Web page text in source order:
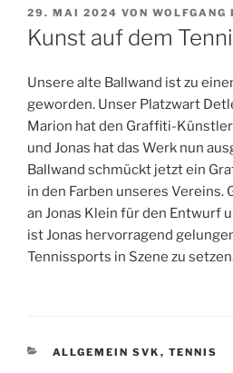
VERÖFFENTLICHT
AM
29. MAI 2024 VON WOLFGANG
Kunst auf dem
Unsere alte Ballwand ist zu
geworden. Unser Platzwart
Marion hat den Graffiti-
und Jonas hat das Werk nun
Ballwand schmückt jetzt ein
in den Farben unseres Vereins.
an Jonas Klein für den Entwurf
ist Jonas hervorragend
Tennissports in Szene zu
KATEGORIEN
ALLGEMEIN SVK , TENNIS